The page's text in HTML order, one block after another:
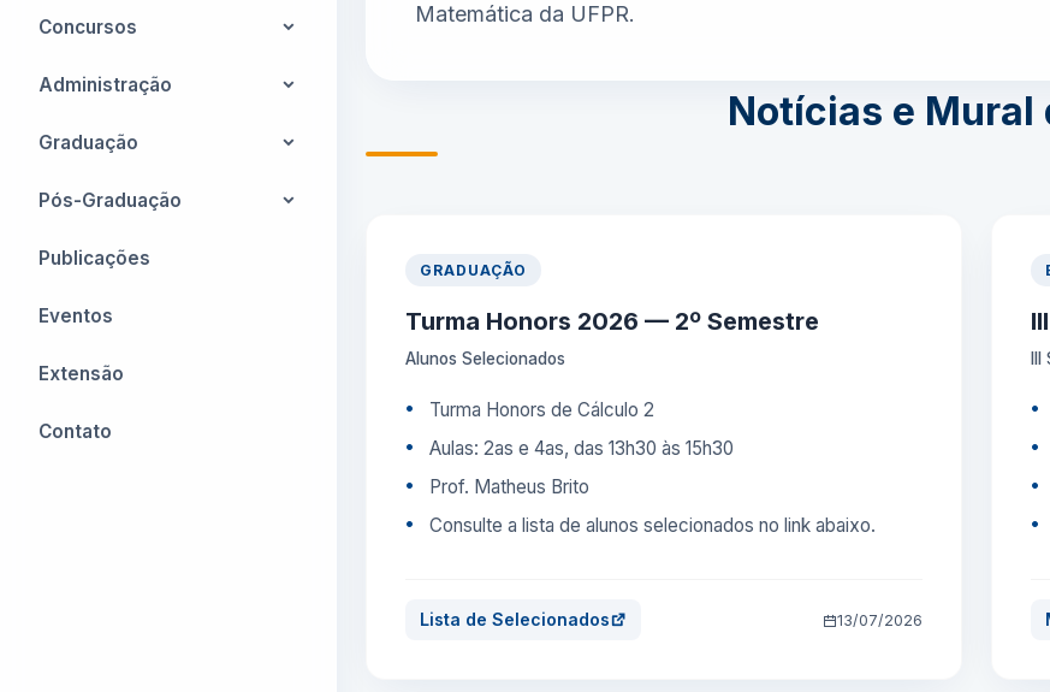
Docentes Aposentados
Horário das aulas
Programas Atuais
Concursos
Concursos
Administração
Administração e
Representações em
Graduação
Graduação Matemática
Graduação Mat. Industrial
Pós-Graduação
Matemática
Educação em Ciências e
Métodos Numéricos em
Publicações
Eventos
Extensão
Contato
Matemática da UFPR.
Notícias e Mural
GRADUAÇÃO
Turma Honors 2026 — 2º Semestre
Alunos Selecionados
Turma Honors de Cálculo 2
Aulas: 2as e 4as, das 13h30 às 15h30
Prof. Matheus Brito
Consulte a lista de alunos selecionados no link abaixo.
Lista de Selecionados 13/07/2026